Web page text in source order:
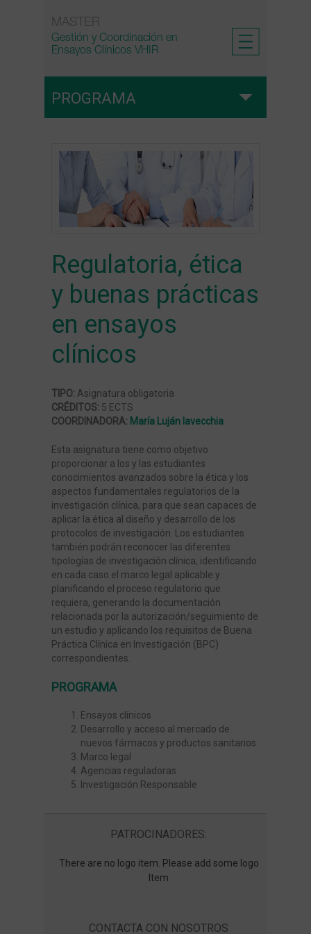
content
MASTER
Gestión y Coordinación en
Ensayos Clínicos VHIR
PROGRAMA
Regulatoria, ética y buenas prácticas en
ensayos clínicos
Gestión y Coordinación de ensayos clínicos en
entornos hospitalarios
Coordinación de Ensayos Clínicos en
Coordinación de Ensayos Clínicos en Oncología
Coordinación de ensayo clínicos en
enfermedades pediátricas, minoritarias y de
Salud de la mujer
Coordinación de Ensayos Clínicos en
Enfermedades Crónicas y Prevalentes
Prácticas
Trabajo de Fin de Máster
Regulatoria, ética
y buenas prácticas
en ensayos
clínicos
TIPO: Asignatura obligatoria
CRÉDITOS: 5 ECTS
COORDINADORA: María Luján Iavecchia
Esta asignatura tiene como objetivo
proporcionar a los y las estudiantes
conocimientos avanzados sobre la ética y los
aspectos fundamentales regulatorios de la
investigación clínica, para que sean capaces de
aplicar la ética al diseño y desarrollo de los
protocolos de investigación. Los estudiantes
también podrán reconocer las diferentes
tipologías de investigación clínica, identificando
en cada caso el marco legal aplicable y
planificando el proceso regulatorio que
requiera, generando la documentación
relacionada por la autorización/seguimiento de
un estudio y aplicando los requisitos de Buena
Práctica Clínica en Investigación (BPC)
correspondientes.
PROGRAMA
Ensayos clínicos
Desarrollo y acceso al mercado de
nuevos fármacos y productos sanitarios
Marco legal
Agencias reguladoras
Investigación Responsable
PATROCINADORES:
There are no logo item. Please add some logo
Item
CONTACTA CON NOSOTROS